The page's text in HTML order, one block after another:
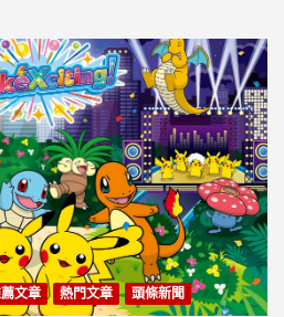
文章 熱門文章 頭條新聞